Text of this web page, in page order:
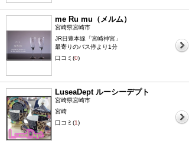
me Ru mu（メルム）
宮崎県宮崎市
JR日豊本線「宮崎神宮」
最寄りのバス停より1分
口コミ(0)
LuseaDept ルーシーデプト
宮崎県宮崎市
宮崎
口コミ(1)